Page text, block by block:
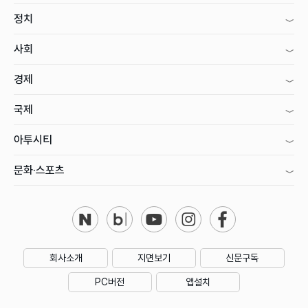
정치
사회
경제
국제
아투시티
문화·스포츠
회사소개 지면보기 신문구독
PC버전 앱설치